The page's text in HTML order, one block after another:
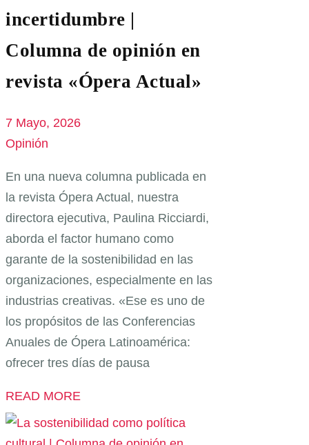
incertidumbre |
Columna de opinión en
revista «Ópera Actual»
7 Mayo, 2026
Opinión
En una nueva columna publicada en
la revista Ópera Actual, nuestra
directora ejecutiva, Paulina Ricciardi,
aborda el factor humano como
garante de la sostenibilidad en las
organizaciones, especialmente en las
industrias creativas. «Ese es uno de
los propósitos de las Conferencias
Anuales de Ópera Latinoamérica:
ofrecer tres días de pausa
READ MORE